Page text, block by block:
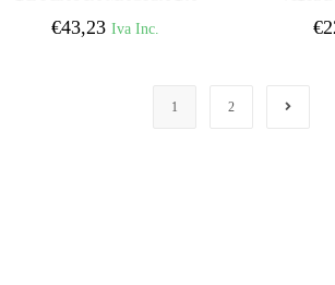
SUCKER
€43,23 Iva Inc. €
1 2